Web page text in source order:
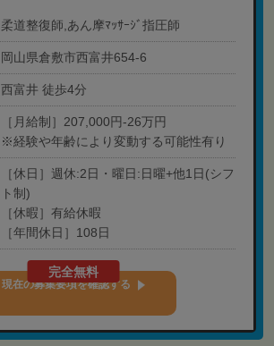
柔道整復師,あん摩ﾏｯｻｰｼﾞ指圧師
岡山県倉敷市西富井654-6
西富井 徒歩4分
［月給制］207,000円-26万円
※経験や年齢により変動する可能性有り
［休日］週休:2日・曜日:日曜+他1日(シフ
ト制)
［休暇］有給休暇
［年間休日］108日
完全無料
現在の募集要項を確認する